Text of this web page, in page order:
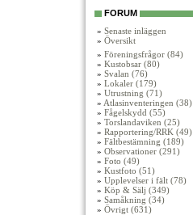
FORUM
» Senaste inläggen
» Översikt
» Föreningsfrågor (84)
» Kustobsar (80)
» Svalan (76)
» Lokaler (179)
» Utrustning (71)
» Atlasinventeringen (38)
» Fågelskydd (55)
» Torslandaviken (25)
» Rapportering/RRK (49)
» Fältbestämning (189)
» Observationer (291)
» Foto (49)
» Kustfoto (51)
» Upplevelser i fält (78)
» Köp & Sälj (349)
» Samåkning (34)
» Övrigt (631)